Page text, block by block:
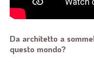
Da architetto a
questo mondo?